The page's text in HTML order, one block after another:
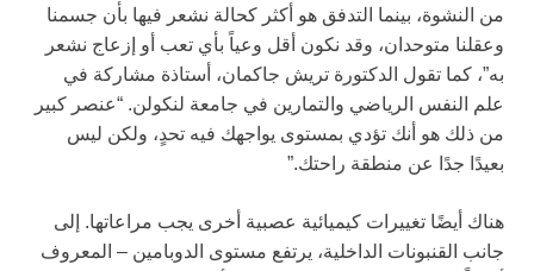
من النشوة، بينما التدفق هو أكثر كحالة نشعر فيها بأن جسمنا
وعقلنا متوحدان، وقد نكون أقل وعياً بأي تعب أو إزعاج نشعر
به”، كما تقول الدكتورة تريش جاكمان، أستاذة مشاركة في
علم النفس الرياضي والتمارين في جامعة لنكولن. “عنصر كبير
من ذلك هو أنك تؤدي بمستوى يواجهك فيه تحدٍ، ولكن ليس
بعيدًا جدًا عن منطقة راحتك.”
هناك أيضًا تغييرات كيميائية عصبية أخرى يجب مراعاتها. إلى
جانب القنبونات الداخلية، يرتفع مستوى الدوبامين – المعروف